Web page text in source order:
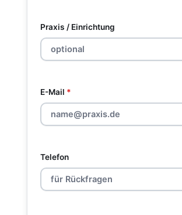
Praxis / Einrichtung
E-Mail *
Telefon